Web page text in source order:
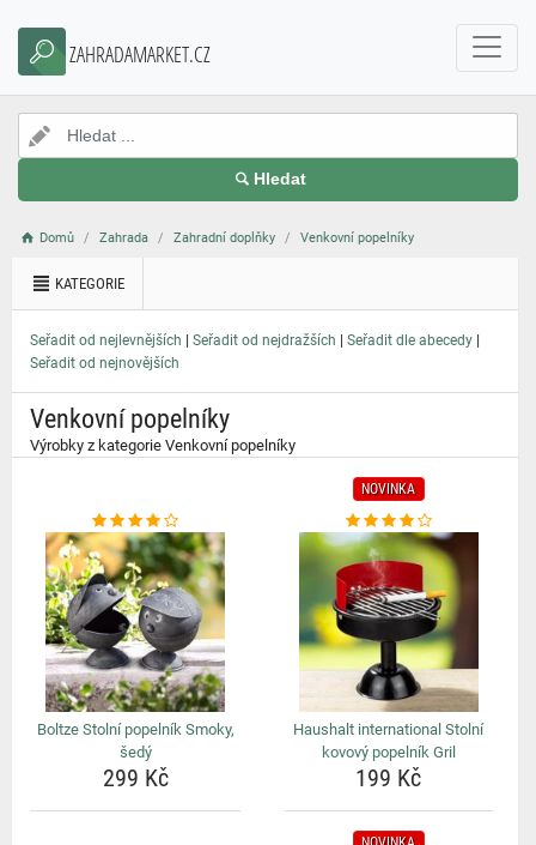
ZAHRADAMARKET.CZ
Hledat
Domů Zahrada Zahradní doplňky Venkovní popelníky
KATEGORIE
Seřadit od nejlevnějších | Seřadit od nejdražších | Seřadit dle abecedy |
Seřadit od nejnovějších
Venkovní popelníky
Výrobky z kategorie Venkovní popelníky
Boltze Stolní popelník Smoky,
šedý
299 Kč
NOVINKA
Haushalt international Stolní
kovový popelník Gril
199 Kč